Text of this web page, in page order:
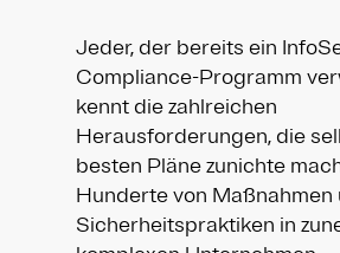
Jeder, der bereits ein
Compliance-Programm
kennt die zahlreichen
Herausforderungen, die
besten Pläne zunichte
Hunderte von Maßnahmen
Sicherheitspraktiken in